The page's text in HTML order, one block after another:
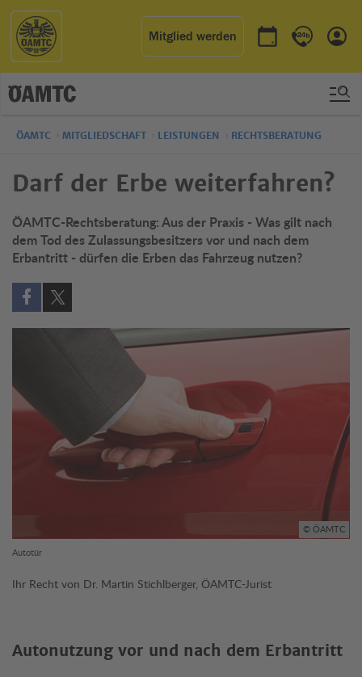
Mitglied werden
Termin buchen
Kontakt &
ÖAMTC MITGLIEDSCHAFT LEISTUNGEN RECHTSBERATUNG
Darf der Erbe weiterfahren?
ÖAMTC-Rechtsberatung: Aus der Praxis - Was gilt nach
dem Tod des Zulassungsbesitzers vor und nach dem
Erbantritt - dürfen die Erben das Fahrzeug nutzen?
Auf Facebook teilen (öffnet in neuem Fenster)
Auf X teilen (öffnet in neuem Fenster)
© ÖAMTC
Autotür
Ihr Recht von Dr. Martin Stichlberger, ÖAMTC-Jurist
Autonutzung vor und nach dem Erbantritt